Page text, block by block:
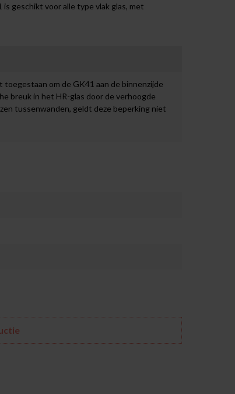
geschikt voor alle type vlak glas, met
om de GK41 aan de binnenzijde
breuk in het HR-glas door de verhoogde
tussenwanden, geldt deze beperking niet